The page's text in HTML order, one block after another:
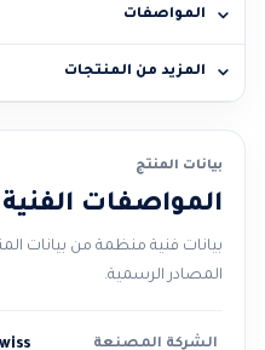
المواصفات
المزيد من المنتجات
بيانات المنتج
المواصفات الفنية
بيانات فنية منظمة من بيانات
المصادر الرسمية.
الشركة المصنعة